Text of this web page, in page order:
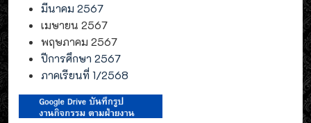
มีนาคม 2567
เมษายน 2567
พฤษภาคม 2567
ปีการศึกษา 2567
ภาคเรียนที่ 1/2568